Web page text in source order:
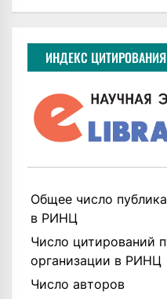
ИНДЕКС ЦИТИРОВАНИЯ
Общее число
в РИНЦ
Число цитирований
организации в РИНЦ
Число авторов